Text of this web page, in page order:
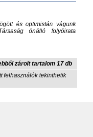
és optimistán vágunk
önálló folyóirata
zárolt tartalom 17 db
felhasználók tekinthetik